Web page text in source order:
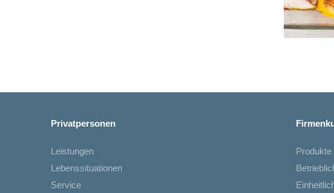
Privatpersonen
Leistungen
Lebenssituationen
Service
Produkte